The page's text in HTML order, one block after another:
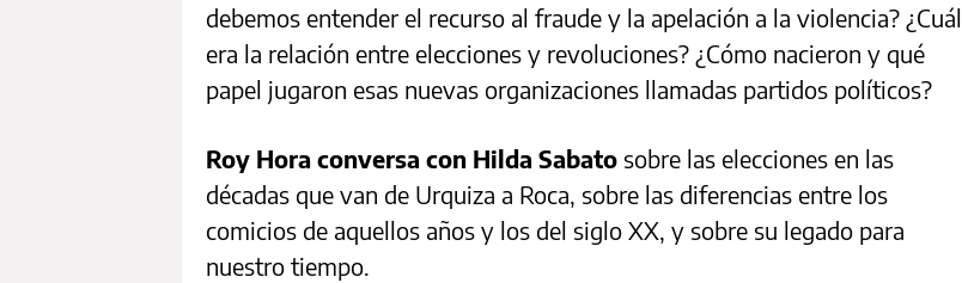
debemos entender el recurso al fraude y la apelación a la violencia? ¿Cuál
era la relación entre elecciones y revoluciones? ¿Cómo nacieron y qué
papel jugaron esas nuevas organizaciones llamadas partidos políticos?
Roy Hora conversa con Hilda Sabato sobre las elecciones en las
décadas que van de Urquiza a Roca, sobre las diferencias entre los
comicios de aquellos años y los del siglo XX, y sobre su legado para
nuestro tiempo.